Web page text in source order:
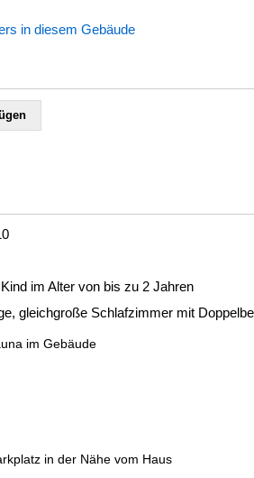
in diesem Gebäude
im Alter von bis zu 2 Jahren
gleichgroße Schlafzimmer mit
im Gebäude
in der Nähe vom Haus